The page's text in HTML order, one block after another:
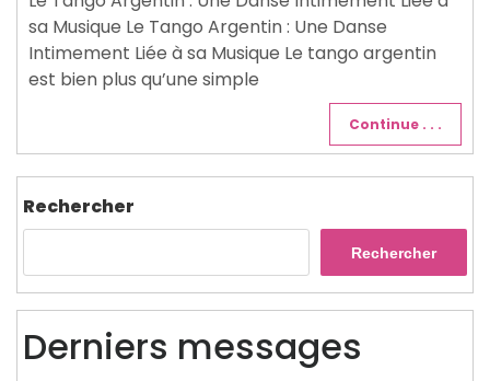
sa Musique Le Tango Argentin : Une Danse
Intimement Liée à sa Musique Le tango argentin
est bien plus qu’une simple
Continue . . .
Rechercher
Rechercher
Derniers messages